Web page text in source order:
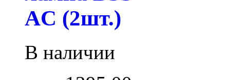
AC (2шт.)
В наличии